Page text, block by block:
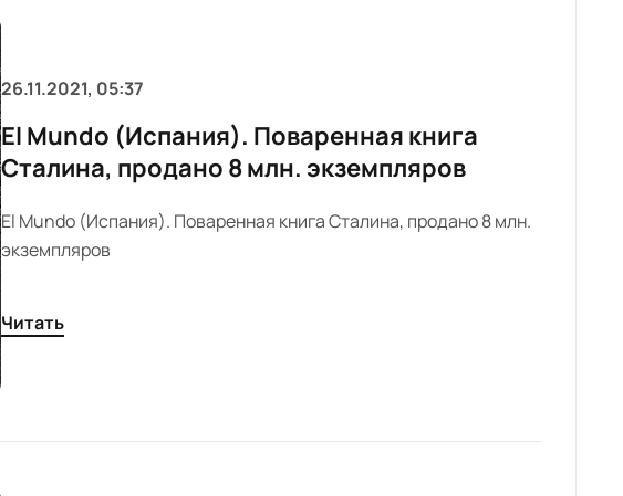
26.11.2021, 05:37
El Mundo (Испания). Поваренная книга
Сталина, продано 8 млн. экземпляров
El Mundo (Испания). Поваренная книга Сталина, продано 8 млн.
экземпляров
Читать